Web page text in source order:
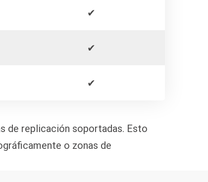
✔
✔
✔
de replicación soportadas. Esto
o zonas de